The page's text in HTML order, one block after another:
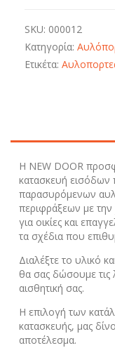
SKU: 000012
Κατηγορία:
Ετικέτα:
Η NEW DOOR
κατασκευή
παρασυρόμενων
περιφράξεων με
για οικίες και
τα σχέδια που
Διαλέξτε το υλικό
θα σας δώσουμε τις
αισθητική σας.
Η επιλογή των
κατασκευής, μας
αποτέλεσμα.